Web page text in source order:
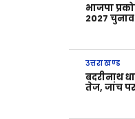
भाजपा
2027
उत्तराखण्ड
बदरीनाथ
तेज, जांच